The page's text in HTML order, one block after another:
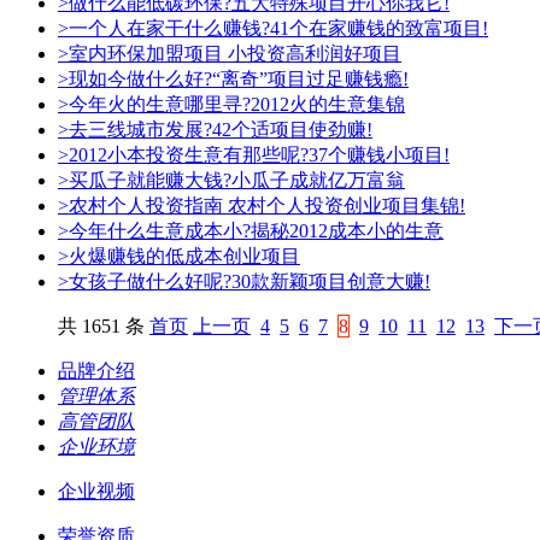
>一个人在家干什么赚钱?41个在家赚钱的致富项目!
>室内环保加盟项目 小投资高利润好项目
>现如今做什么好?“离奇”项目过足赚钱瘾!
>今年火的生意哪里寻?2012火的生意集锦
>去三线城市发展?42个适项目使劲赚!
>2012小本投资生意有那些呢?37个赚钱小项目!
>买瓜子就能赚大钱?小瓜子成就亿万富翁
>农村个人投资指南 农村个人投资创业项目集锦!
>今年什么生意成本小?揭秘2012成本小的生意
>火爆赚钱的低成本创业项目
>女孩子做什么好呢?30款新颖项目创意大赚!
共 1651 条 首页 上一页 4 5 6 7 8 9 10 11 12 13 下一
品牌介绍
管理体系
高管团队
企业环境
企业视频
荣誉资质